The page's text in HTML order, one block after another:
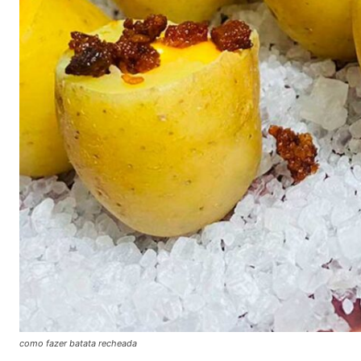
como fazer batata recheada